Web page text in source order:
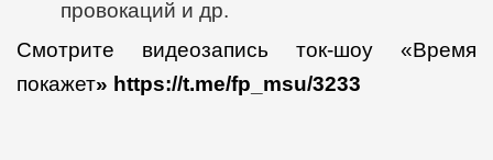
провокаций и др.
Смотрите видеозапись ток-шоу «Время
покажет» https://t.me/fp_msu/3233